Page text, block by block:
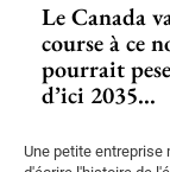
Le Canada
course à ce
pourrait
d’ici 2035...
Une petite entreprise